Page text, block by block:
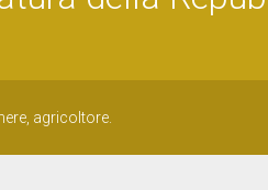
agricoltore.